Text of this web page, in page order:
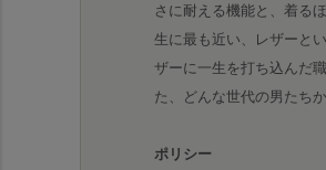
さに耐える機能と、着る
生に最も近い、レザーと
ザーに一生を打ち込んだ
た、どんな世代の男たち
ポリシー